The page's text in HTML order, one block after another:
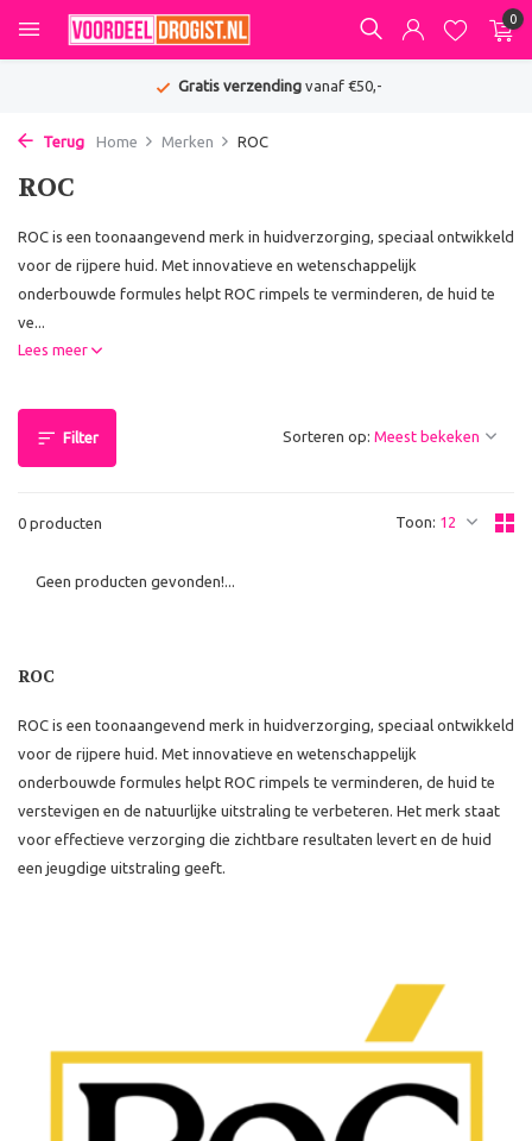
0
Gratis verzendingvanaf €50,-
Terug Home Merken ROC
ROC
ROC is een toonaangevend merk in huidverzorging, speciaal ontwikkeld
voor de rijpere huid. Met innovatieve en wetenschappelijk
onderbouwde formules helpt ROC rimpels te verminderen, de huid te
ve...
Lees meer
Filter
0 producten Toon:
Sorteren op:
Geen producten gevonden!...
ROC
ROC is een toonaangevend merk in huidverzorging, speciaal ontwikkeld
voor de rijpere huid. Met innovatieve en wetenschappelijk
onderbouwde formules helpt ROC rimpels te verminderen, de huid te
verstevigen en de natuurlijke uitstraling te verbeteren. Het merk staat
voor effectieve verzorging die zichtbare resultaten levert en de huid
een jeugdige uitstraling geeft.